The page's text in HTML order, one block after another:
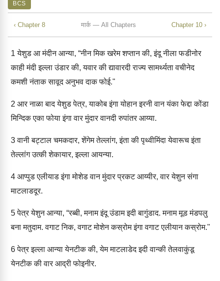
BCS
‹ Chapter 8 मार्क — All Chapters Chapter 10 ›
1 येशुड आ मंदीन आन्या, “नीन मिक खरेम शप्तान की, इंदू नीला फडीनोर
काही मंदी इल्ला उंडार की, यवार की द्यावारदी राज्य सामर्थ्यता वचीनेद
कमशी नंताक सावूद अनुभव दाक फोई."
2 आर नाळा बाद येशुड पेत्र, याकोब इंगा योहान इरनी वान यंका फेद्दा कोंडा
मिन्दिक एका फोया इंगा वार मुंदार वानदी रुपांतर आय्या.
3वानी बट्टाल चमकदार, शेंगेम तेल्लांग, इंता की पृथ्वीमिंदा येवारूच इंता
तेल्लांग उत्की शेकायार, इल्ला आयन्या.
4 आप्पुड एलीयाड इंगा मोशेड वान मुंदार प्रकट आय्यीर, वार येशुन संगा
माटलाडदूर.
5पेत्र येशुन आन्या, “रब्बी, मनाम इंदू उंडाम इदी बागुंडाद. मनाम मूड मंडपलु
बना मतुदाम. वगाट निक, वगाट मोशेन कस्रोम इंगा वगाट एलीयान कस्रोम."
6पेत्र इल्ला आन्या येनटीक की, येम माटलाडेद इदी वान्की तेलवाकुंडू
येनटीक की वार आद्री फोइनीर.